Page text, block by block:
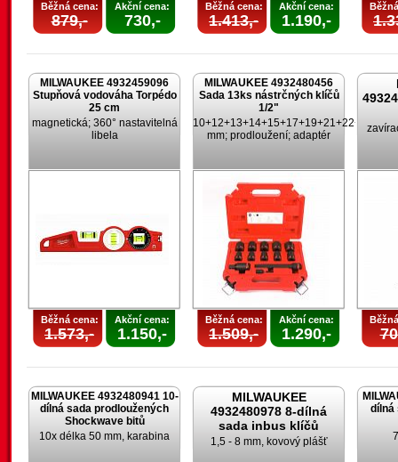
Běžná cena:
879,-
Akční cena:
730,-
Běžná cena:
1.413,-
Akční cena:
1.190,-
MILWAUKEE 4932459096
Stupňová vodováha Torpédo
25 cm
magnetická; 360° nastavitelná
libela
Běžná cena:
1.573,-
Akční cena:
1.150,-
MILWAUKEE 4932480456
Sada 13ks nástrčných klíčů
1/2"
10+12+13+14+15+17+19+21+22+24
mm; prodloužení; adaptér
Běžná cena:
1.509,-
Akční cena:
1.290,-
MILWAUKEE 4932480941 10-
dílná sada prodloužených
Shockwave bitů
10x délka 50 mm, karabina
MILWAUKEE
4932480978 8-dílná
sada inbus klíčů
1,5 - 8 mm, kovový plášť
dílná